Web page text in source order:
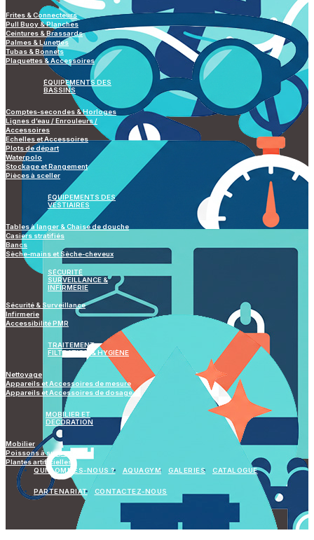
Frites & Connecteurs
Pull Buoy & Planches
Ceintures & Brassards
Palmes & Lunettes
Tubas & Bonnets
Plaquettes & Accessoires
ÉQUIPEMENTS DES
BASSINS
Comptes-secondes & Horloges
Lignes d’eau / Enrouleurs /
Accessoires
Echelles et Accessoires
Plots de départ
Waterpolo
Stockage et Rangement
Pièces à sceller
ÉQUIPEMENTS DES
VESTIAIRES
Tables à langer & Chaise de douche
Casiers stratifiés
Bancs
Sèche-mains et Sèche-cheveux
SÉCURITÉ
SURVEILLANCE &
INFIRMERIE
Sécurité & Surveillance
Infirmerie
Accessibilité PMR
TRAITEMENT
FILTRATION & HYGIÈNE
Nettoyage
Appareils et Accessoires de mesure
Appareils et Accessoires de dosage
MOBILIER ET
DECORATION
Mobilier
Poissons à suspendre
Plantes artificielles
QUI SOMMES-NOUS ?
AQUAGYM GALERIES CATALOGUE
PARTENARIAT CONTACTEZ-NOUS